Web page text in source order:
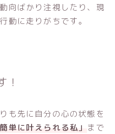
向ばかり注視したり、現
動に走りがちです。
も先に自分の心の状態を
単に叶えられる私」 まで